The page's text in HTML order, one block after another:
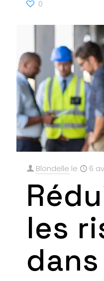
0
Blondelle le 6
les